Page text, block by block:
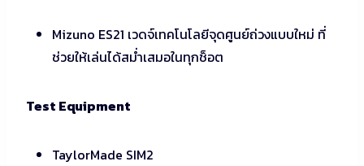
Mizuno ES21 เวดจ์เทคโนโลยีจุดศูนย์ถ่วงแบบใหม่ ที่
ช่วยให้เล่นได้สม่ำเสมอในทุกช็อต
Test Equipment
TaylorMade SIM2